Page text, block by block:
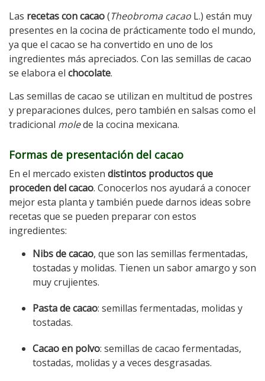
Las recetas con cacao(Theobroma cacao L.) están muy
presentes en la cocina de prácticamente todo el mundo,
ya que el cacao se ha convertido en uno de los
ingredientes más apreciados. Con las semillas de cacao
se elabora el chocolate.
Las semillas de cacao se utilizan en multitud de postres
y preparaciones dulces, pero también en salsas como el
tradicional molede la cocina mexicana.
Formas de presentación del cacao
En el mercado existen distintos productos que
proceden del cacao. Conocerlos nos ayudará a conocer
mejor esta planta y también puede darnos ideas sobre
recetas que se pueden preparar con estos
ingredientes:
Nibs de cacao, que son las semillas fermentadas,
tostadas y molidas. Tienen un sabor amargo y son
muy crujientes.
Pasta de cacao: semillas fermentadas, molidas y
tostadas.
Cacao en polvo: semillas de cacao fermentadas,
tostadas, molidas y a veces desgrasadas.